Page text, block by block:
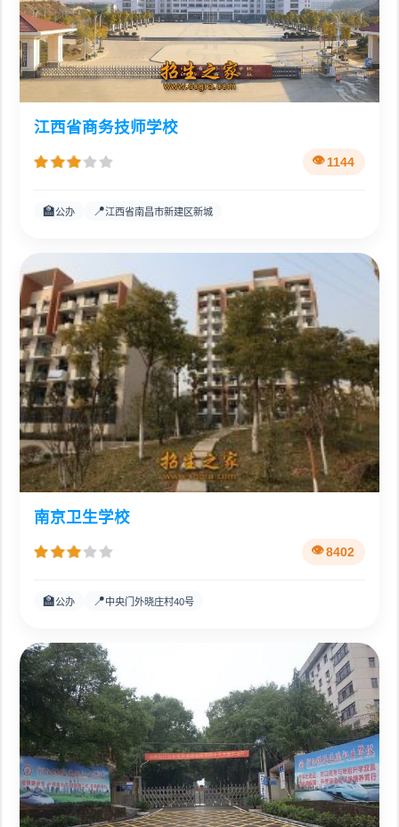
江西省商务技师学校
1144
🏫公办 📍江西省南昌市新建区新城
南京卫生学校
8402
🏫公办 📍中央门外晓庄村40号